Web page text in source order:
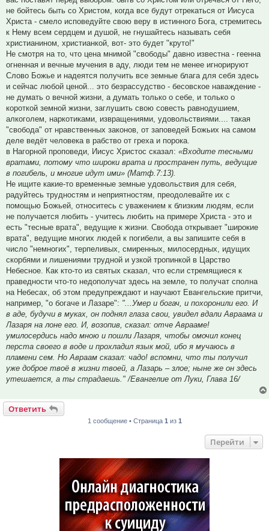
не бойтесь быть со Христом, когда все будут отрекаться от Иисуса
Христа - смело исповедуйте свою веру в истинного Бога, стремитесь
к Нему всем сердцем и душой, не гнушайтесь называть себя
христианином, христианкой, вот- это будет "круто!"
Не смотря на то, что цена мнимой "свободы" давно известна - геенна
огненная и вечные мучения в аду, люди тем не менее игнорируют
Слово Божье и надеятся получить все земные блага для себя здесь
и сейчас любой ценой... это безрассудство - бесовское наваждение -
не думать о вечной жизни, а думать только о себе, и только о
короткой земной жизни, заглушить свою совесть равнодушием,
алкоголем, наркотиками, извращениями, удовольствиями.... такая
"свобода" от нравственных законов, от заповедей Божьих на самом
деле ведёт человека в рабство от греха и порока.
в Нагорной проповеди, Иисус Христос сказал: «Входите тесными
вратами, потому что широки врата и пространен путь, ведущие
в погибель, и многие идут ими» (Матф.7:13).
Не ищите какие-то временные земные удовольствия для себя,
радуйтесь трудностям и неприятностям, преодолевайте их с
помощью Божьей, относитесь с уважением к близким людям, если
не получается любить - учитесь любить на примере Христа - это и
есть "тесные врата", ведущие к жизни. Свобода открывает "широкие
врата", ведущие многих людей к погибели, а вы запишите себя в
число "немногих", терпеливых, смиренных, милосердных, идущих
скорбями и лишениями трудной и узкой тропинкой в Царство
Небесное. Как кто-то из святых сказал, что если стремящиеся к
праведности что-то недополучат здесь на земле, то получат сполна
на Небесах, об этом предупреждают и научают Евангельские притчи,
например, "о богаче и Лазаре": "...Умер и богач, и похоронили его. И
в аде, будучи в муках, он поднял глаза свои, увидел вдали Авраама и
Лазаря на лоне его. И, возопив, сказал: отче Аврааме!
умилосердись надо мною и пошли Лазаря, чтобы омочил конец
перста своего в воде и прохладил язык мой, ибо я мучаюсь в
пламени сем. Но Авраам сказал: чадо! вспомни, что ты получил
уже доброе твоё в жизни твоей, а Лазарь – злое; ныне же он здесь
утешается, а ты страдаешь." /Евангелие от Луки, Глава 16/
Ответить
1 сообщение • Страница 1из 1
Перейти